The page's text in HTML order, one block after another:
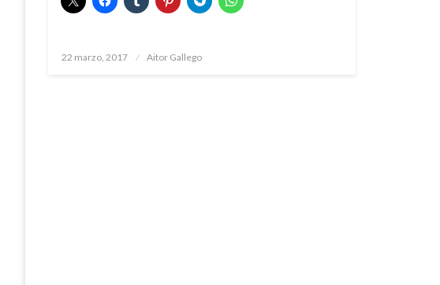
Publicado
22 marzo, 2017 Aitor Gallego